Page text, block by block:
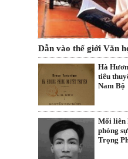
Dẫn vào thế giới Văn
Hà
tiểu
Nam Bộ
Mối liên
phóng
Trọng